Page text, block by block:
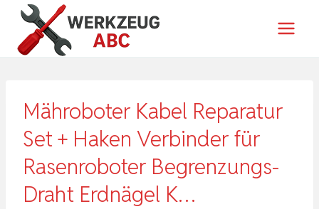
Zum
Inhalt
springen
Mähroboter Kabel Reparatur
Set + Haken Verbinder für
Rasenroboter Begrenzungs-
Draht Erdnägel K…